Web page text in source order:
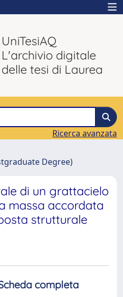
UniTesiAQ
L'archivio digitale
delle tesi di Laurea
Ricerca avanzata
Degree)
di un grattacielo
massa accordata
strutturale
completa